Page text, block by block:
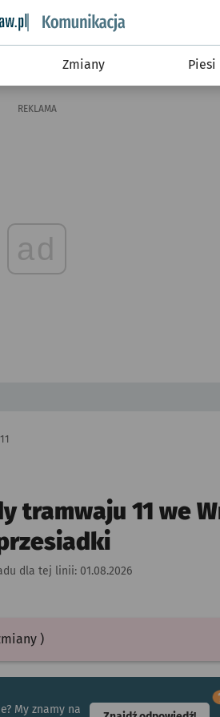
wroclaw.pl podserwis:
Zmiany Piesi
REKLAMA
ad
tramwaju 11 we
dla tej linii: 01.08.2026
)
My znamy na